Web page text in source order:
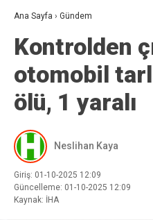
Ana Sayfa › Gündem
Kontrolden
otomobil
ölü, 1 yaralı
Neslihan Kaya
Giriş: 01-10-2025 12:09
Güncelleme: 01-10-2025 12:09
Kaynak: İHA